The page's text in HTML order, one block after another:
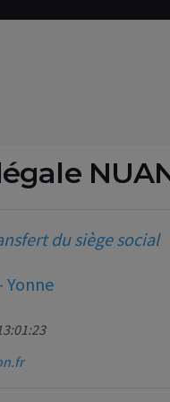
du siège social
Yonne